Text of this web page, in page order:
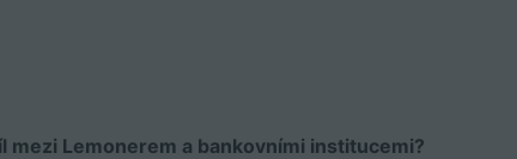
mezi Lemonerem a bankovními institucemi?